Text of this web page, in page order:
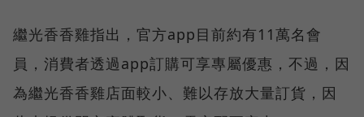
繼光香香雞指出，官方app目前約有11萬名會
員，消費者透過app訂購可享專屬優惠，不過，因
為繼光香香雞店面較小、難以存放大量訂貨，因